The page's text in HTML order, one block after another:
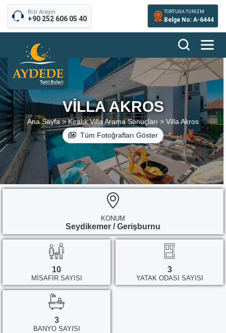
Bizi Arayın
+90 252 606 05 40
TORTUGA TURİZM
Belge No: A-6444
VILLA AKROS
Ana Sayfa > Kiralık Villa Arama Sonuçları > Villa Akros
Tüm Fotoğrafları Göster
KONUM
Seydikemer / Gerişburnu
10
MISAFIR SAYISI
3
YATAK ODASI SAYISI
3
BANYO SAYISI